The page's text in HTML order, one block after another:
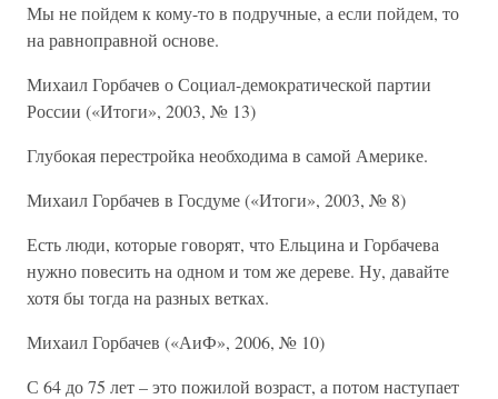
Мы не пойдем к кому-то в подручные, а если пойдем, то
на равноправной основе.
Михаил Горбачев о Социал-демократической партии
России («Итоги», 2003, № 13)
Глубокая перестройка необходима в самой Америке.
Михаил Горбачев в Госдуме («Итоги», 2003, № 8)
Есть люди, которые говорят, что Ельцина и Горбачева
нужно повесить на одном и том же дереве. Ну, давайте
хотя бы тогда на разных ветках.
Михаил Горбачев («АиФ», 2006, № 10)
С 64 до 75 лет – это пожилой возраст, а потом наступает